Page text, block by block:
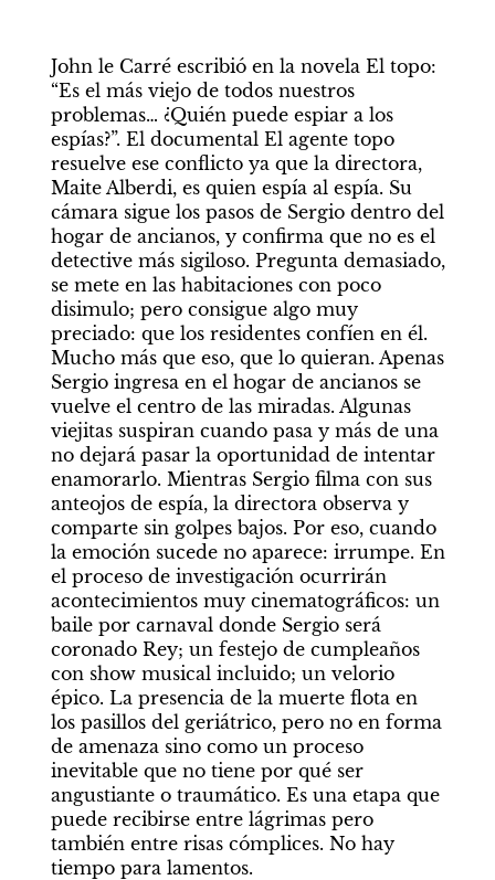
John le Carré escribió en la novela El topo:
“Es el más viejo de todos nuestros
problemas… ¿Quién puede espiar a los
espías?”. El documental El agente topo
resuelve ese conflicto ya que la directora,
Maite Alberdi, es quien espía al espía. Su
cámara sigue los pasos de Sergio dentro del
hogar de ancianos, y confirma que no es el
detective más sigiloso. Pregunta demasiado,
se mete en las habitaciones con poco
disimulo; pero consigue algo muy
preciado: que los residentes confíen en él.
Mucho más que eso, que lo quieran. Apenas
Sergio ingresa en el hogar de ancianos se
vuelve el centro de las miradas. Algunas
viejitas suspiran cuando pasa y más de una
no dejará pasar la oportunidad de intentar
enamorarlo. Mientras Sergio filma con sus
anteojos de espía, la directora observa y
comparte sin golpes bajos. Por eso, cuando
la emoción sucede no aparece: irrumpe. En
el proceso de investigación ocurrirán
acontecimientos muy cinematográficos: un
baile por carnaval donde Sergio será
coronado Rey; un festejo de cumpleaños
con show musical incluido; un velorio
épico. La presencia de la muerte flota en
los pasillos del geriátrico, pero no en forma
de amenaza sino como un proceso
inevitable que no tiene por qué ser
angustiante o traumático. Es una etapa que
puede recibirse entre lágrimas pero
también entre risas cómplices. No hay
tiempo para lamentos.